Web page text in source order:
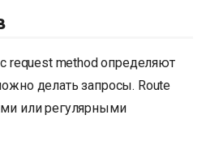
request method определяют
делать запросы. Route
или регулярными